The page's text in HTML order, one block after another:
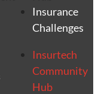
Insurance
Challenges
Insurtech
Community
Hub